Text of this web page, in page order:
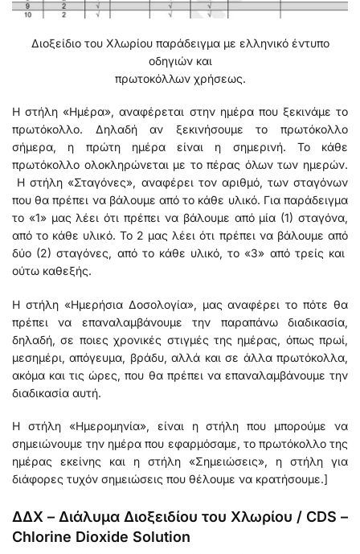
Διοξείδιο του Χλωρίου παράδειγμα με ελληνικό έντυπο
οδηγιών και
πρωτοκόλλων χρήσεως.
Η στήλη «Ημέρα», αναφέρεται στην ημέρα που ξεκινάμε το
πρωτόκολλο. Δηλαδή αν ξεκινήσουμε το πρωτόκολλο
σήμερα, η πρώτη ημέρα είναι η σημερινή. Το κάθε
πρωτόκολλο ολοκληρώνεται με το πέρας όλων των ημερών.
Η στήλη «Σταγόνες», αναφέρει τον αριθμό, των σταγόνων
που θα πρέπει να βάλουμε από το κάθε υλικό. Για παράδειγμα
το «1» μας λέει ότι πρέπει να βάλουμε από μία (1) σταγόνα,
από το κάθε υλικό. Το 2 μας λέει ότι πρέπει να βάλουμε από
δύο (2) σταγόνες, από το κάθε υλικό, το «3» από τρείς και
ούτω καθεξής.
Η στήλη «Ημερήσια Δοσολογία», μας αναφέρει το πότε θα
πρέπει να επαναλαμβάνουμε την παραπάνω διαδικασία,
δηλαδή, σε ποιες χρονικές στιγμές της ημέρας, όπως πρωί,
μεσημέρι, απόγευμα, βράδυ, αλλά και σε άλλα πρωτόκολλα,
ακόμα και τις ώρες, που θα πρέπει να επαναλαμβάνουμε την
διαδικασία αυτή.
Η στήλη «Ημερομηνία», είναι η στήλη που μπορούμε να
σημειώνουμε την ημέρα που εφαρμόσαμε, το πρωτόκολλο της
ημέρας εκείνης και η στήλη «Σημειώσεις», η στήλη για
διάφορες τυχόν σημειώσεις που θέλουμε να κρατήσουμε.]
ΔΔΧ – Διάλυμα Διοξειδίου του Χλωρίου / CDS –
Chlorine Dioxide Solution